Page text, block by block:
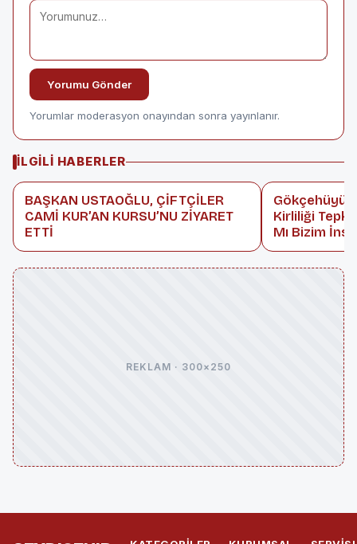
Yorumu Gönder
Yorumlar moderasyon onayından sonra yayınlanır.
İLGILI HABERLER
BAŞKAN USTAOĞLU, ÇİFTÇİLER
CAMİ KUR’AN KURSU’NU ZİYARET
ETTİ
Gökçehüyük
Kirliliği
Mı Bizim
REKLAM · 300×250